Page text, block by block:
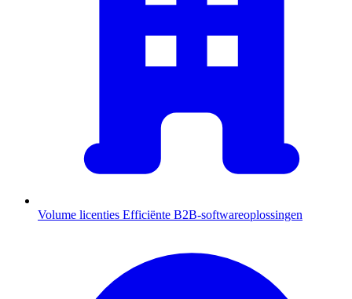
Volume licenties Efficiënte B2B-softwareoplossingen